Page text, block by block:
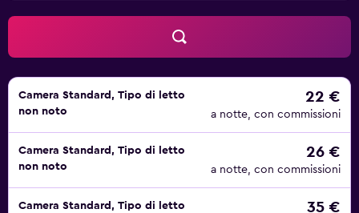
Camera Standard, Tipo di letto
non noto
22 €
a notte, con commissioni
Camera Standard, Tipo di letto
non noto
26 €
a notte, con commissioni
Camera Standard, Tipo di letto
35 €